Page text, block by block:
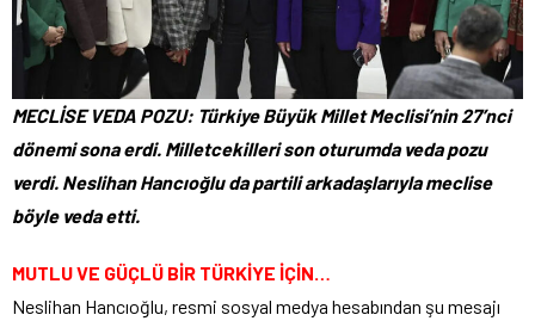
MECLİSE VEDA POZU: Türkiye Büyük Millet Meclisi’nin 27’nci
dönemi sona erdi. Milletcekilleri son oturumda veda pozu
verdi. Neslihan Hancıoğlu da partili arkadaşlarıyla meclise
böyle veda etti.
MUTLU VE GÜÇLÜ BİR TÜRKİYE İÇİN…
Neslihan Hancıoğlu, resmi sosyal medya hesabından şu mesajı